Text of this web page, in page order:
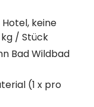
keine
/ Stück
Bad Wildbad
(1 x pro